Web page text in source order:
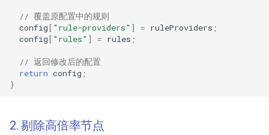
// 覆盖原配置中的规则
config [ "rule-providers" ] = ruleProviders ;
config [ "rules" ] = rules ;
// 返回修改后的配置
return config ;
}
2. 剔除高倍率节点